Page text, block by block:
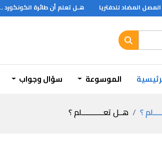
المضاد للدفتريا هـل تعلم أن طائرة الكونكورد .. ؟
الموسوعة سؤال وجواب
؟ هــل تعـــــــــــلم ؟